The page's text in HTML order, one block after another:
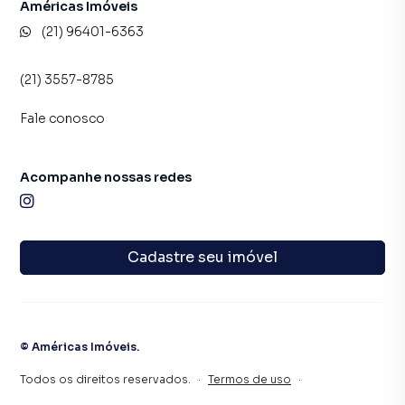
Américas Imóveis
(21) 96401-6363
(21) 3557-8785
Fale conosco
Cadastre seu imóvel
Acompanhe nossas redes
© Américas Imóveis.
Todos os direitos reservados. · Termos de uso ·